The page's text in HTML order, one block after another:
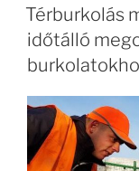
Térburkolás
időtálló